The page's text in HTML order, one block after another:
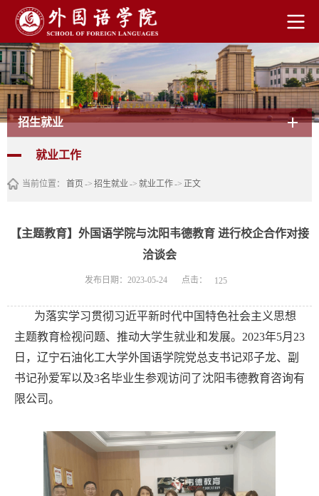
招生就业
就业工作
当前位置： 首页-> 招生就业 -> 就业工作-> 正文
【主题教育】外国语学院与沈阳韦德教育 进行校企合作对接
洽谈会
发布日期：2023-05-24 点击： 125
为落实学习贯彻习近平新时代中国特色社会主义思想
主题教育检视问题、推动大学生就业和发展。2023年5月23
日，辽宁石油化工大学外国语学院党总支书记邓子龙、副
书记孙爱军以及3名毕业生参观访问了沈阳韦德教育咨询有
限公司。